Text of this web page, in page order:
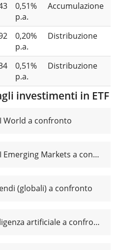
0,51%
p.a.
Accumulazione
0,20%
p.a.
Distribuzione
0,51%
p.a.
Distribuzione
investimenti in ETF
World a confronto
ETF sull'MSCI Emerging Markets a confronto
(globali) a confronto
ETF sull’intelligenza artificiale a confronto